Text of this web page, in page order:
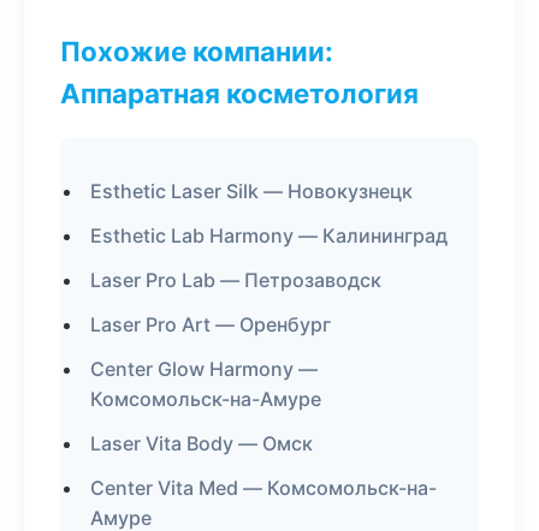
Похожие компании:
Аппаратная косметология
Esthetic Laser Silk — Новокузнецк
Esthetic Lab Harmony — Калининград
Laser Pro Lab — Петрозаводск
Laser Pro Art — Оренбург
Center Glow Harmony —
Комсомольск-на-Амуре
Laser Vita Body — Омск
Center Vita Med — Комсомольск-на-
Амуре